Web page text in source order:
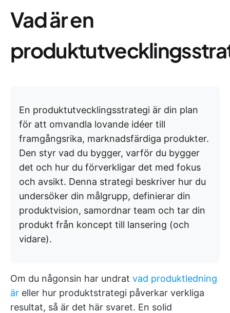
Vad är en
En produktutvecklingsstrategi är din plan
för att omvandla lovande idéer till
framgångsrika, marknadsfärdiga produkter.
Den styr vad du bygger, varför du bygger
det och hur du förverkligar det med fokus
och avsikt. Denna strategi beskriver hur du
undersöker din målgrupp, definierar din
produktvision, samordnar team och tar din
produkt från koncept till lansering (och
vidare).
Om du någonsin har undrat vad produktledning
är eller hur produktstrategi påverkar verkliga
resultat, så är det här svaret. En solid